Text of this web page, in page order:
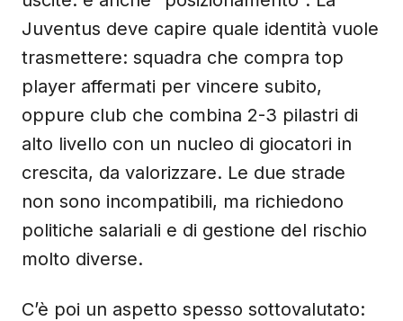
Juventus deve capire quale identità vuole
trasmettere: squadra che compra top
player affermati per vincere subito,
oppure club che combina 2-3 pilastri di
alto livello con un nucleo di giocatori in
crescita, da valorizzare. Le due strade
non sono incompatibili, ma richiedono
politiche salariali e di gestione del rischio
molto diverse.
C’è poi un aspetto spesso sottovalutato: